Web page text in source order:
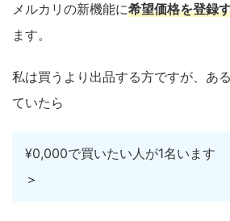
メルカリの新機能に希望価格を登録
ます。
私は買うより出品する方ですが、あ
ていたら
¥0,000で買いたい人が1名います
＞